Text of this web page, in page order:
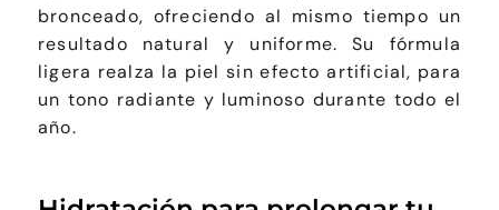
bronceado, ofreciendo al mismo tiempo un
resultado natural y uniforme. Su fórmula
ligera realza la piel sin efecto artificial, para
un tono radiante y luminoso durante todo el
año.